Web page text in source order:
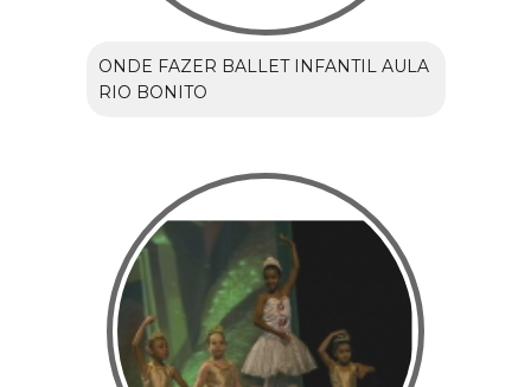
ONDE FAZER BALLET INFANTIL AULA
RIO BONITO